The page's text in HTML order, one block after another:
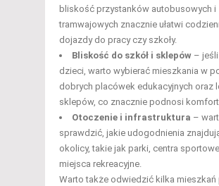
bliskość przystanków autobusowych i
tramwajowych znacznie ułatwi
dojazdy do pracy czy szkoły.
Bliskość do szkół i sklepów –
dzieci, warto wybierać mieszkania w
dobrych placówek edukacyjnych oraz
sklepów, co znacznie podnosi
Otoczenie i infrastruktura –
sprawdzić, jakie udogodnienia
okolicy, takie jak parki, centra
miejsca rekreacyjne.
Warto także odwiedzić kilka mieszkań